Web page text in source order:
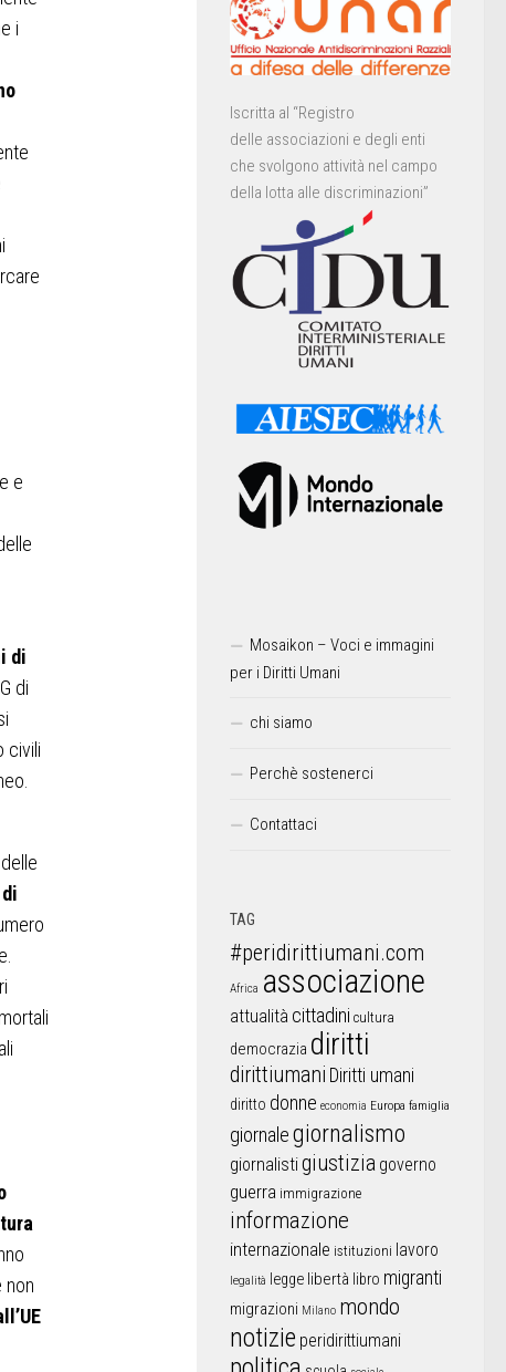
i
e
di
di
civili
non
Iscritta al “Registro
delle associazioni e degli enti
che svolgono attività nel campo
della lotta alle discriminazioni”
Mosaikon – Voci e immagini
per i Diritti Umani
chi siamo
Perchè sostenerci
Contattaci
TAG
#peridirittiumani.com
Africa associazione
attualità cittadini cultura
democrazia diritti
dirittiumani Diritti umani
diritto donne economia Europa famiglia
giornalegiornalismo
giornalistigiustizia governo
guerra immigrazione
informazione
internazionale istituzioni lavoro
legalità legge libertà libro migranti
migrazioni Milano mondo
notizie peridirittiumani